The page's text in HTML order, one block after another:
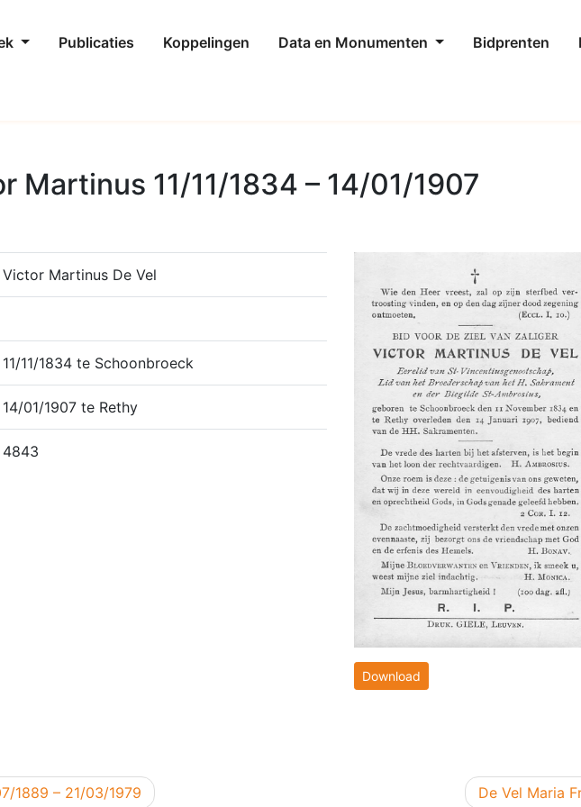
Publicaties Koppelingen Data en Monumenten Bidprenten
Martinus 11/11/1834 – 14/01/1907
Victor Martinus De Vel
11/11/1834 te Schoonbroeck
14/01/1907 te Rethy
4843
Download
1889 – 21/03/1979 Volgend
De Vel Maria